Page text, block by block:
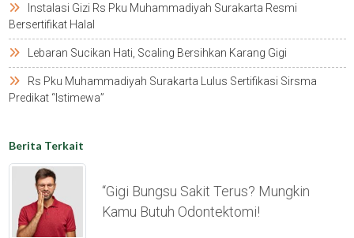
Instalasi Gizi Rs Pku Muhammadiyah Surakarta Resmi
Bersertifikat Halal
Lebaran Sucikan Hati, Scaling Bersihkan Karang Gigi
Rs Pku Muhammadiyah Surakarta Lulus Sertifikasi Sirsma
Predikat “istimewa”
Berita Terkait
“gigi Bungsu Sakit Terus? Mungkin
Kamu Butuh Odontektomi!